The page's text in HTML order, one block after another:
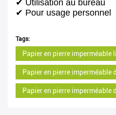
✔ Utilisation au bureau
✔ Pour usage personnel
Tags:
Papier en pierre imperméable
Papier en pierre imperméable
Papier en pierre imperméable